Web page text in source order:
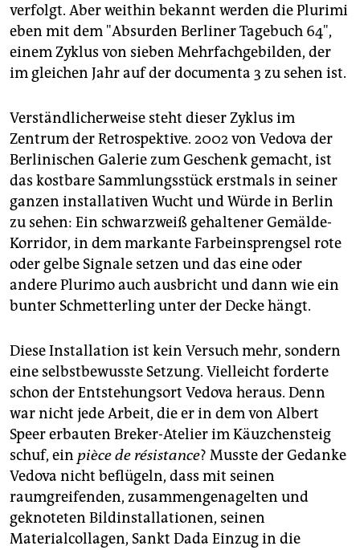
verfolgt. Aber weithin bekannt werden die Plurimi
eben mit dem "Absurden Berliner Tagebuch 64",
einem Zyklus von sieben Mehrfachgebilden, der
im gleichen Jahr auf der documenta 3 zu sehen ist.
Verständlicherweise steht dieser Zyklus im
Zentrum der Retrospektive. 2002 von Vedova der
Berlinischen Galerie zum Geschenk gemacht, ist
das kostbare Sammlungsstück erstmals in seiner
ganzen installativen Wucht und Würde in Berlin
zu sehen: Ein schwarzweiß gehaltener Gemälde-
Korridor, in dem markante Farbeinsprengsel rote
oder gelbe Signale setzen und das eine oder
anderePlurimoauch ausbricht und dann wie ein
bunter Schmetterling unter der Decke hängt.
Diese Installation ist kein Versuch mehr, sondern
eine selbstbewusste Setzung. Vielleicht forderte
schon der Entstehungsort Vedova heraus. Denn
war nicht jede Arbeit, die er in dem von Albert
Speer erbauten Breker-Atelier im Käuzchensteig
schuf, ein pièce de résistance? Musste der Gedanke
Vedova nicht beflügeln, dass mit seinen
raumgreifenden, zusammengenagelten und
geknoteten Bildinstallationen, seinen
Materialcollagen, Sankt Dada Einzug in die